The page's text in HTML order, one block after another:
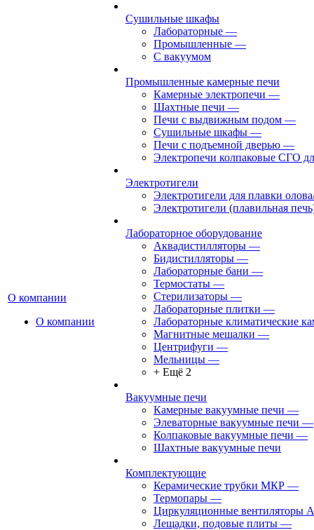
О компании
О компании
Сушильные шкафы
Лабораторные —
Промышленные —
С вакуумом
Промышленные камерные печи
Камерные электропечи —
Шахтные печи —
Печи с выдвижным подом —
Сушильные шкафы —
Печи с подъемной дверью —
Электропечи колпаковые СГО
Электротигели
Электротигели для плавки
Электротигели (плавильная
Лабораторное оборудование
Аквадистилляторы —
Бидистилляторы —
Лабораторные бани —
Термостаты —
Стерилизаторы —
Лабораторные плитки —
Лабораторные климатические
Магнитные мешалки —
Центрифуги —
Мельницы —
+ Ещё 2
Вакуумные печи
Камерные вакуумные печи —
Элеваторные вакуумные печи —
Колпаковые вакуумные печи —
Шахтные вакуумные печи
Комплектующие
Керамические трубки МКР —
Термопары —
Циркуляционные вентиляторы
Лещадки, подовые плиты —